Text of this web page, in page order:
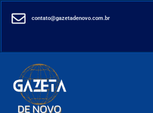
contato@gazetadenovo.com.br